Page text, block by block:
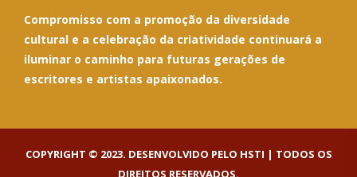
Compromisso com a promoção da diversidade
cultural e a celebração da criatividade continuará a
iluminar o caminho para futuras gerações de
escritores e artistas apaixonados.
COPYRIGHT © 2023. DESENVOLVIDO PELO HSTI | TODOS OS
DIREITOS RESERVADOS.